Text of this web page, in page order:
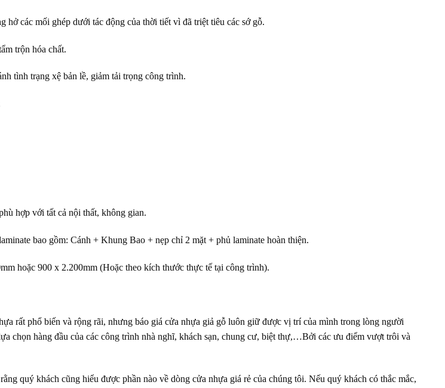
hở các mối ghép dưới tác động của thời tiết vì đã triệt tiêu các sớ gỗ.
trộn hóa chất.
tình trạng xệ bản lề, giảm tải trọng công trình.
hợp với tất cả nội thất, không gian.
bao gồm: Cánh + Khung Bao + nẹp chỉ 2 mặt + phủ laminate hoàn thiện.
hoặc 900 x 2.200mm (Hoặc theo kích thước thực tế tại công trình).
rất phổ biến và rộng rãi, nhưng báo giá cửa nhựa giả gỗ luôn giữ được vị trí của mình trong lòng người
chọn hàng đầu của các công trình nhà nghĩ, khách sạn, chung cư, biệt thự,…Bởi các ưu điểm vượt trôi và
quý khách cũng hiểu được phần nào về dòng cửa nhựa giá rẻ của chúng tôi. Nếu quý khách có thắc mắc,